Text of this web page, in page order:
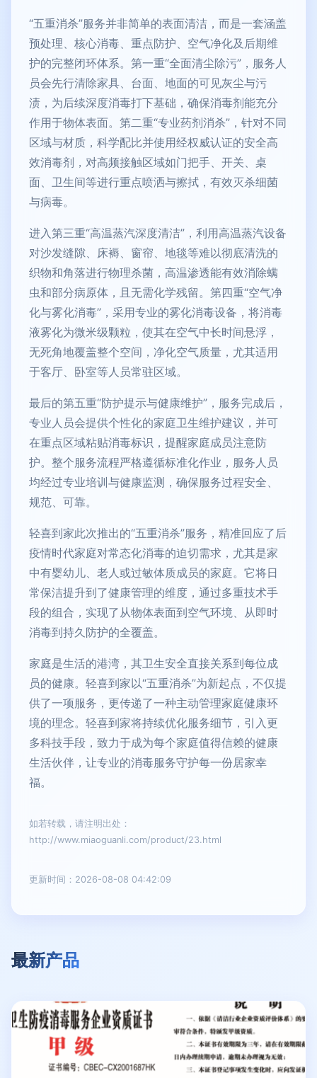
“五重消杀”服务并非简单的表面清洁，而是一套涵盖
预处理、核心消毒、重点防护、空气净化及后期维
护的完整闭环体系。第一重“全面清尘除污”，服务人
员会先行清除家具、台面、地面的可见灰尘与污
渍，为后续深度消毒打下基础，确保消毒剂能充分
作用于物体表面。第二重“专业药剂消杀”，针对不同
区域与材质，科学配比并使用经权威认证的安全高
效消毒剂，对高频接触区域如门把手、开关、桌
面、卫生间等进行重点喷洒与擦拭，有效灭杀细菌
与病毒。
进入第三重“高温蒸汽深度清洁”，利用高温蒸汽设备
对沙发缝隙、床褥、窗帘、地毯等难以彻底清洗的
织物和角落进行物理杀菌，高温渗透能有效消除螨
虫和部分病原体，且无需化学残留。第四重“空气净
化与雾化消毒”，采用专业的雾化消毒设备，将消毒
液雾化为微米级颗粒，使其在空气中长时间悬浮，
无死角地覆盖整个空间，净化空气质量，尤其适用
于客厅、卧室等人员常驻区域。
最后的第五重“防护提示与健康维护”，服务完成后，
专业人员会提供个性化的家庭卫生维护建议，并可
在重点区域粘贴消毒标识，提醒家庭成员注意防
护。整个服务流程严格遵循标准化作业，服务人员
均经过专业培训与健康监测，确保服务过程安全、
规范、可靠。
轻喜到家此次推出的“五重消杀”服务，精准回应了后
疫情时代家庭对常态化消毒的迫切需求，尤其是家
中有婴幼儿、老人或过敏体质成员的家庭。它将日
常保洁提升到了健康管理的维度，通过多重技术手
段的组合，实现了从物体表面到空气环境、从即时
消毒到持久防护的全覆盖。
家庭是生活的港湾，其卫生安全直接关系到每位成
员的健康。轻喜到家以“五重消杀”为新起点，不仅提
供了一项服务，更传递了一种主动管理家庭健康环
境的理念。轻喜到家将持续优化服务细节，引入更
多科技手段，致力于成为每个家庭值得信赖的健康
生活伙伴，让专业的消毒服务守护每一份居家幸
福。
如若转载，请注明出处：
http://www.miaoguanli.com/product/23.html
更新时间：2026-08-08 04:42:09
最新产品